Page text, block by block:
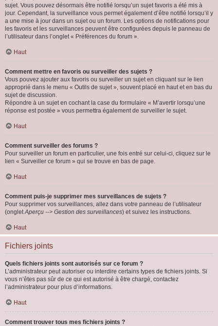
sujet. Vous pouvez désormais être notifié lorsqu’un sujet favoris a été mis à
jour. Cependant, la surveillance vous permet également d’être notifié lorsqu’il y
a une mise à jour dans un sujet ou un forum. Les options de notifications pour
les favoris et les surveillances peuvent être configurées depuis le panneau de
l’utilisateur dans l’onglet « Préférences du forum ».
Haut
Comment mettre en favoris ou surveiller des sujets ?
Vous pouvez ajouter aux favoris ou surveiller un sujet en cliquant sur le lien
approprié dans le menu « Outils de sujet », souvent placé en haut et en bas du
sujet de discussion.
Répondre à un sujet en cochant la case du formulaire « M’avertir lorsqu’une
réponse est postée » vous permettra également de surveiller le sujet.
Haut
Comment surveiller des forums ?
Pour surveiller un forum en particulier, une fois entré sur celui-ci, cliquez sur le
lien « Surveiller ce forum » qui se trouve en bas de page.
Haut
Comment puis-je supprimer mes surveillances de sujets ?
Pour supprimer vos surveillances, allez dans votre panneau de l’utilisateur
(ongletAperçu --> Gestion des surveillances) et suivez les instructions.
Haut
Fichiers joints
Quels fichiers joints sont autorisés sur ce forum ?
L’administrateur peut autoriser ou interdire certains types de fichiers joints. Si
vous n’êtes pas sûr de ce qui est autorisé à être chargé, contactez
l’administrateur pour plus d’informations.
Haut
Comment trouver tous mes fichiers joints ?